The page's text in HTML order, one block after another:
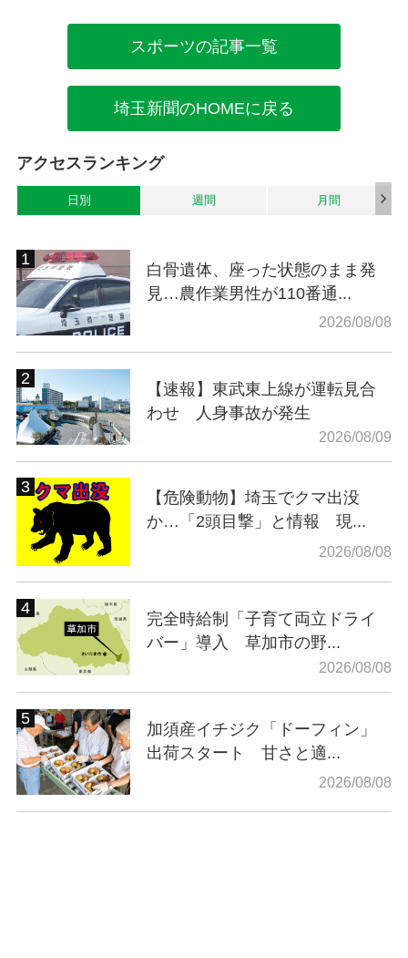
スポーツの記事一覧
埼玉新聞のHOMEに戻る
アクセスランキング
日別 週間 月間
白骨遺体、座った状態のまま発
見…農作業男性が110番通...
2026/08/08
【速報】東武東上線が運転見合
わせ 人身事故が発生
2026/08/09
【危険動物】埼玉でクマ出没
か…「2頭目撃」と情報 現...
2026/08/08
完全時給制「子育て両立ドライ
バー」導入 草加市の野...
2026/08/08
加須産イチジク「ドーフィン」
出荷スタート 甘さと適...
2026/08/08